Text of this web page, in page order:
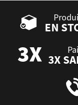
EN
3X